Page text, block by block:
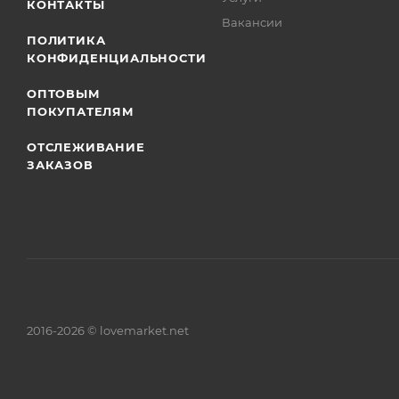
КОНТАКТЫ
ПОЛИТИКА
КОНФИДЕНЦИАЛЬНОСТИ
ОПТОВЫМ
ПОКУПАТЕЛЯМ
ОТСЛЕЖИВАНИЕ
ЗАКАЗОВ
Вакансии
2016-2026 © lovemarket.net